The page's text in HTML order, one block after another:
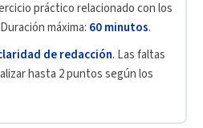
práctico relacionado con los
máxima: 60 minutos.
de redacción. Las faltas
hasta 2 puntos según los